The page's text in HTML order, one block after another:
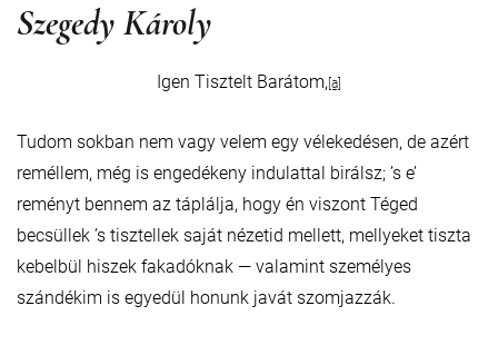
Szegedy Károly
Igen Tisztelt Barátom, [a]
Tudom sokban nem vagy velem egy vélekedésen, de azért
reméllem, még is engedékeny indulattal birálsz; ’s e’
reményt bennem az táplálja, hogy én viszont Téged
becsüllek ’s tisztellek saját nézetid mellett, mellyeket tiszta
kebelbül hiszek fakadóknak — valamint személyes
szándékim is egyedül honunk javát szomjazzák.